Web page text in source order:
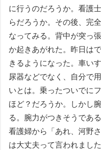
に行うのだろうか。看護
らだろうか。その後、完
なってみる。背中が突っ
か起きあがれた。昨日は
きるようになった。車い
尿器などでなく、自分で
いとは。乗ったついでに
ほど？だろうか。しかし
る。腕力がつきそうであ
看護婦から「あれ、河野
は大丈夫って言われまし